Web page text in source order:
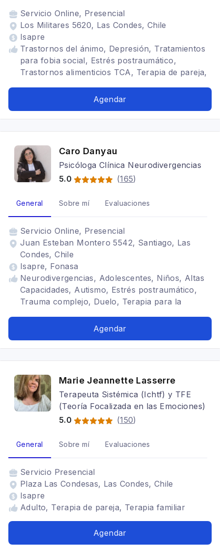
Servicio Online, Presencial
Los Militares 5620, Las Condes, Chile
Isapre
Trastornos del ánimo, Depresión, Tratamientos
para fobia social, Estrés postraumático,
Trastornos alimenticios TCA, Terapia de pareja,
ansiedad, trastornos somatomorfos, Bipolaridad,
impulsos, agresividad, ira, duelo, crisis vital,
crisis vocacional, Estrés postraumático,
reparación de trauma, reparación de abuso,
Terapia familiar
Agendar
Caro Danyau
Psicóloga Clínica Neurodivergencias
5.0
(165)
General Sobre mí Evaluaciones
Servicio Online, Presencial
Juan Esteban Montero 5542, Santiago, Las
Condes, Chile
Isapre, Fonasa
Neurodivergencias, Adolescentes, Niños, Altas
Capacidades, Autismo, Estrés postraumático,
Trauma complejo, Duelo, Terapia para la
Terapia familiar, Bipolaridad, Gestalt
Agendar
Marie Jeannette Lasserre
Terapeuta Sistémica (Ichtf) y TFE
(Teoría Focalizada en las Emociones)
5.0
(150)
General Sobre mí Evaluaciones
Servicio Presencial
Plaza Las Condesas, Las Condes, Chile
Isapre
Adulto, Terapia de pareja, Terapia familiar
Agendar